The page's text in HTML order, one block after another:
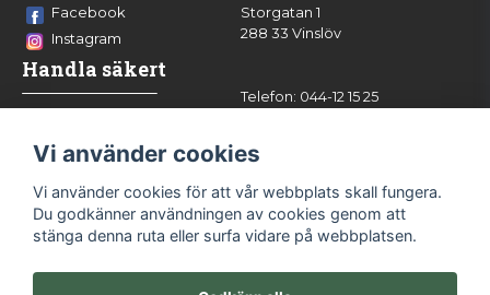
Facebook
Instagram
Handla säkert
Storgatan 1
288 33 Vinslöv
Telefon: 044-12 15 25
Vi använder cookies
Vi använder cookies för att vår webbplats skall fungera.
Du godkänner användningen av cookies genom att
stänga denna ruta eller surfa vidare på webbplatsen.